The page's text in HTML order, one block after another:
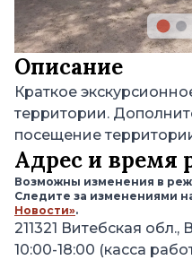
Описание
Краткое
территории.
посещение
Адрес и время
Возможны изменения в
Следите за изменениями
Новости».
211321 Витебская обл.,
10:00-18:00 (касса